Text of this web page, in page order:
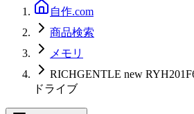
自作.com
商品検索
メモリ
RICHGENTLE new
ドライブ